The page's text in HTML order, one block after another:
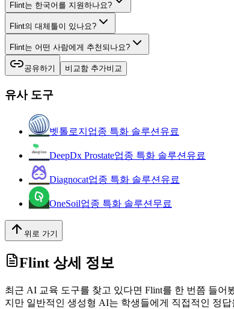
Flint는 한국어를 지원하나요?
Flint의 대체툴이 있나요?
Flint는 어떤 사람에게 추천되나요?
공유하기 비교함 추가비교
유사 도구
벳톨로지 업종 특화 솔루션 유료
DeepDx Prostate업종 특화 솔루션 유료
Diagnocat업종 특화 솔루션 유료
OneSoil업종 특화 솔루션 무료
위로 가기
Flint 상세 정보
최근 AI 교육 도구를 찾고 있다면 Flint를 한 번쯤 들
지만 일반적인 생성형 AI는 학생들에게 직접적인 정